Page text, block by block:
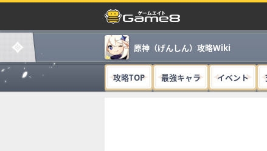
原神（げんしん）攻略Wiki
攻略TOP 最強キャラ イベント